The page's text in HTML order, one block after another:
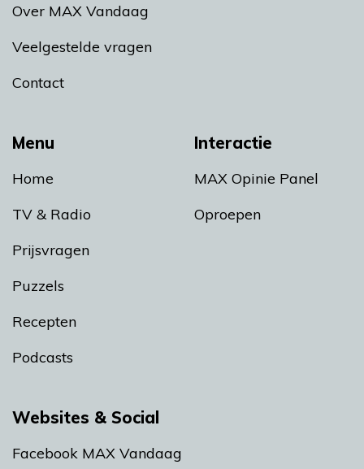
Menu
Home
TV & Radio
Prijsvragen
Puzzels
Recepten
Podcasts
Interactie
MAX Opinie Panel
Oproepen
Over MAX Vandaag
Veelgestelde vragen
Contact
Websites & Social
Facebook MAX Vandaag